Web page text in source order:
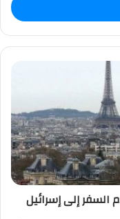
السفر إلى إسرائيل